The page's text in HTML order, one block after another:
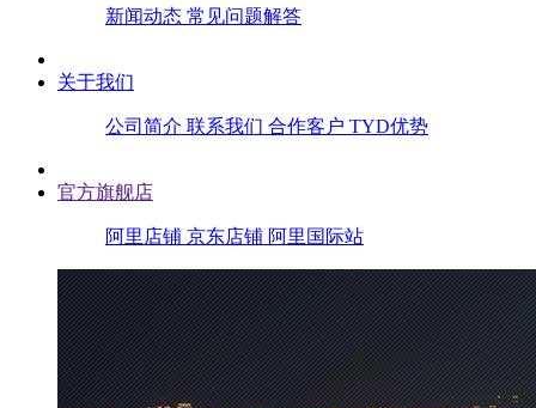
新闻动态 常见问题解答
关于我们
公司简介 联系我们 合作客户 TYD优势
官方旗舰店
阿里店铺 京东店铺 阿里国际站